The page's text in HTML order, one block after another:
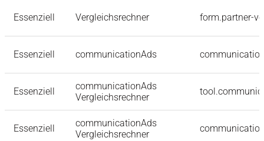
Essenziell Vergleichsrechner form.partner-
Essenziell communicationAds
Essenziell
communicationAds
Vergleichsrechner
Essenziell
communicationAds
Vergleichsrechner